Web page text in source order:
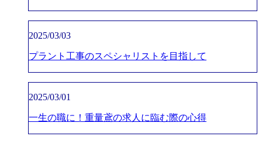
2025/03/03
プラント工事のスペシャリストを目指して
2025/03/01
一生の職に！重量鳶の求人に臨む際の心得